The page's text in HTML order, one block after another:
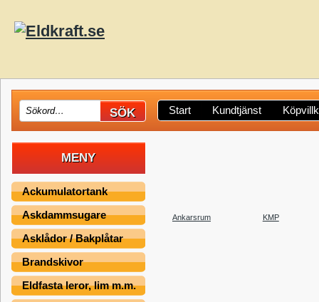
Start Kundtjänst
MENY
Ackumulatortank
Askdammsugare
Asklådor / Bakplåtar
Brandskivor
Eldfasta leror, lim m.m.
Ankarsrum KMP